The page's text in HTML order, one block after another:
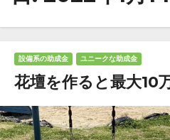
設備系の助成金 ユニークな助成金
花壇を作ると最大10